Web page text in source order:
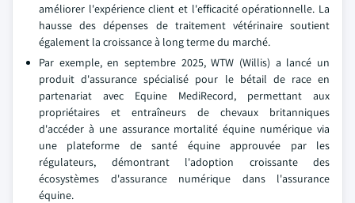
améliorer l'expérience client et l'efficacité opérationnelle. La
hausse des dépenses de traitement vétérinaire soutient
également la croissance à long terme du marché.
Par exemple, en septembre 2025, WTW (Willis) a lancé un
produit d'assurance spécialisé pour le bétail de race en
partenariat avec Equine MediRecord, permettant aux
propriétaires et entraîneurs de chevaux britanniques
d'accéder à une assurance mortalité équine numérique via
une plateforme de santé équine approuvée par les
régulateurs, démontrant l'adoption croissante des
écosystèmes d'assurance numérique dans l'assurance
équine.